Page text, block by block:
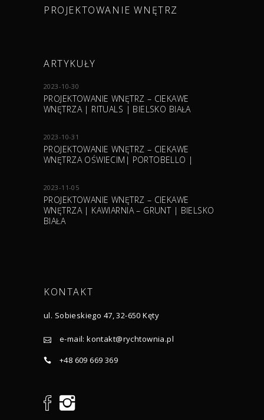
PROJEKTOWANIE WNĘTRZ
ARTYKUŁY
2023-10-30
PROJEKTOWANIE WNĘTRZ – CIEKAWE
WNĘTRZA | RITUALS | BIELSKO BIAŁA
2023-10-31
PROJEKTOWANIE WNĘTRZ – CIEKAWE
WNĘTRZA OŚWIECIM| PORTOBELLO |
2023-11-05
PROJEKTOWANIE WNĘTRZ – CIEKAWE
WNĘTRZA | KAWIARNIA – GRUNT | BIELSKO
BIAŁA
KONTAKT
ul. Sobieskiego 47, 32-650 Kęty
e-mail:kontakt@rychtownia.pl
+48 609 669 369